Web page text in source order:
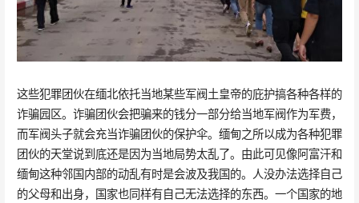
这些犯罪团伙在缅北依托当地某些军阀土皇帝的庇护搞各种各样的
诈骗园区。诈骗团伙会把骗来的钱分一部分给当地军阀作为军费，
而军阀头子就会充当诈骗团伙的保护伞。缅甸之所以成为各种犯罪
团伙的天堂说到底还是因为当地局势太乱了。由此可见像阿富汗和
缅甸这种邻国内部的动乱有时是会波及我国的。人没办法选择自己
的父母和出身，国家也同样有自己无法选择的东西。一个国家的地